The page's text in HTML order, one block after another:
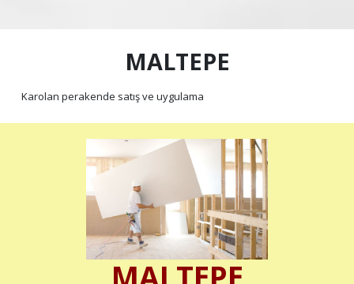
MALTEPE
Karolan perakende satış ve uygulama